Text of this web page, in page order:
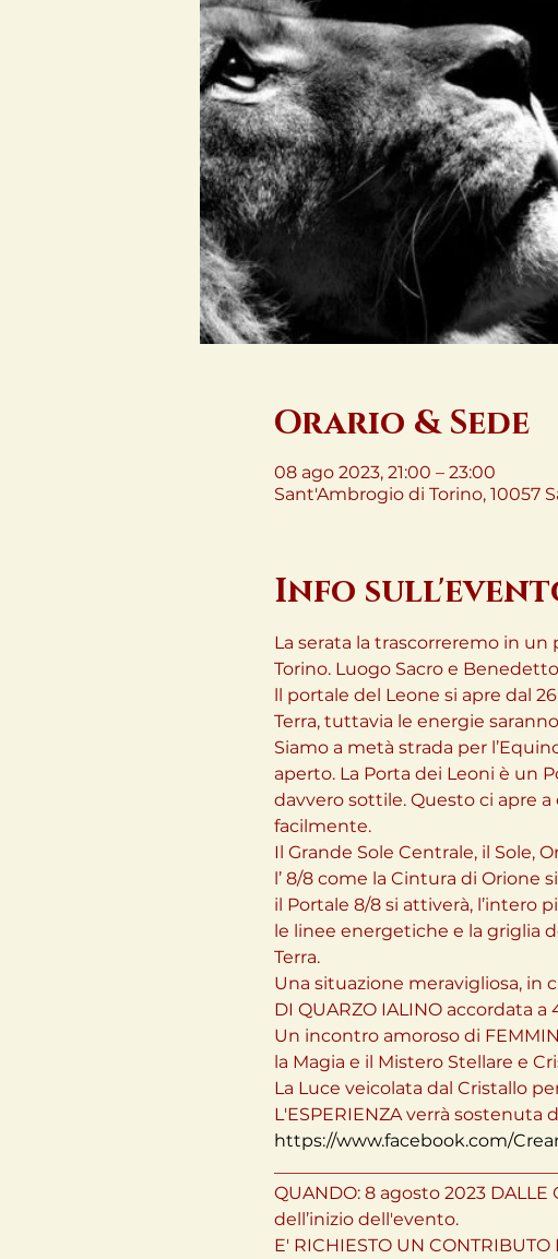
Orario & Sede
08 ago 2023, 21:00 – 23:00
Sant'Ambrogio di Torino, 10057
Info
La serata la trascorreremo in un
Torino. Luogo Sacro e
ll portale del Leone si apre dal
Terra, tuttavia le energie
Siamo a metà strada per
aperto. La Porta dei Leoni è un
davvero sottile. Questo ci apre
facilmente.
Il Grande Sole Centrale, il Sole,
l’ 8/8 come la Cintura di Orione
il Portale 8/8 si attiverà, l’intero
le linee energetiche e la griglia
Terra.
Una situazione meravigliosa, in
DI QUARZO IALINO accordata a
Un incontro amoroso di
la Magia e il Mistero Stellare e
La Luce veicolata dal Cristallo
https://www.facebook.com/
QUANDO: 8 agosto 2023 DALLE
dell’inizio dell'evento.
E' RICHIESTO UN CONTRIBUTO